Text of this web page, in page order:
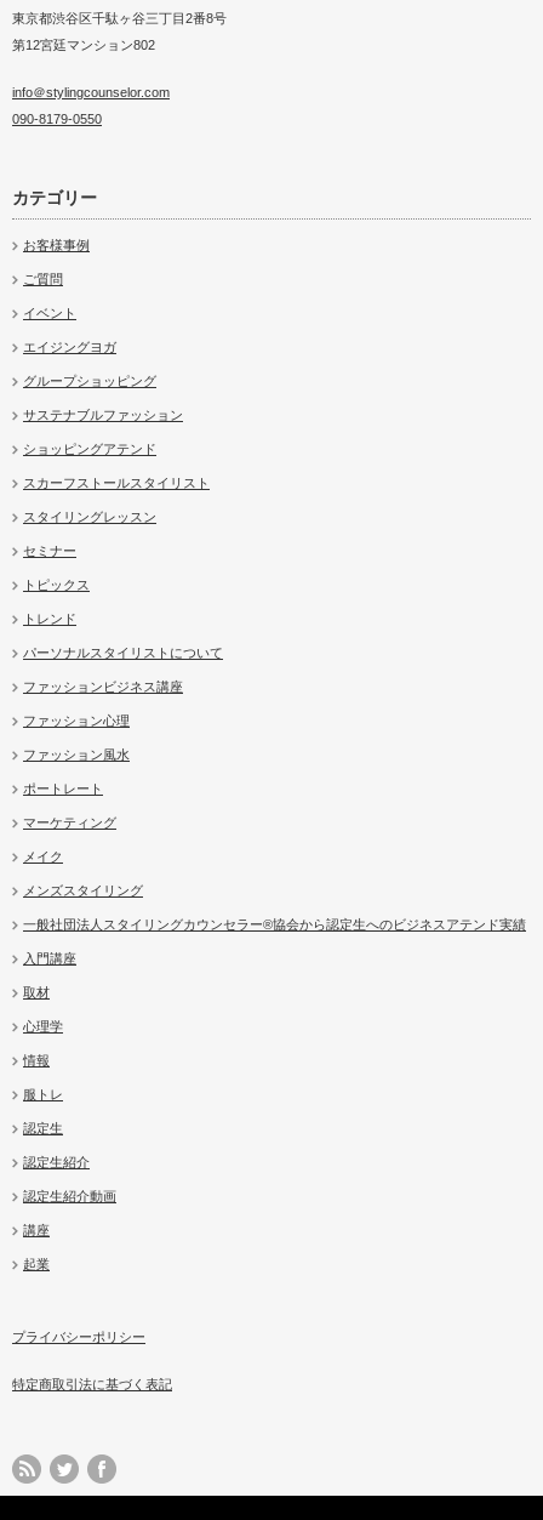
ク んな職業か？…
知識より現場…
東京都渋谷区千駄ヶ谷三丁目2番8号
第12宮廷マンション802
info＠stylingcounselor.com
090-8179-0550
カテゴリー
お客様事例
ご質問
イベント
エイジングヨガ
グループショッピング
サステナブルファッション
ショッピングアテンド
スカーフストールスタイリスト
スタイリングレッスン
セミナー
トピックス
トレンド
パーソナルスタイリストについて
ファッションビジネス講座
ファッション心理
ファッション風水
ポートレート
マーケティング
メイク
メンズスタイリング
一般社団法人スタイリングカウンセラー®協会から認定生へのビジネスアテンド実績
入門講座
取材
心理学
情報
服トレ
認定生
認定生紹介
認定生紹介動画
講座
起業
プライバシーポリシー
特定商取引法に基づく表記